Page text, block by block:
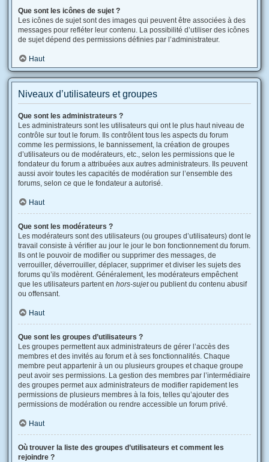
Que sont les icônes de sujet ?
Les icônes de sujet sont des images qui peuvent être associées à des
messages pour refléter leur contenu. La possibilité d’utiliser des icônes
de sujet dépend des permissions définies par l’administrateur.
Haut
Niveaux d’utilisateurs et groupes
Que sont les administrateurs ?
Les administrateurs sont les utilisateurs qui ont le plus haut niveau de
contrôle sur tout le forum. Ils contrôlent tous les aspects du forum
comme les permissions, le bannissement, la création de groupes
d’utilisateurs ou de modérateurs, etc., selon les permissions que le
fondateur du forum a attribuées aux autres administrateurs. Ils peuvent
aussi avoir toutes les capacités de modération sur l’ensemble des
forums, selon ce que le fondateur a autorisé.
Haut
Que sont les modérateurs ?
Les modérateurs sont des utilisateurs (ou groupes d’utilisateurs) dont le
travail consiste à vérifier au jour le jour le bon fonctionnement du forum.
Ils ont le pouvoir de modifier ou supprimer des messages, de
verrouiller, déverrouiller, déplacer, supprimer et diviser les sujets des
forums qu’ils modèrent. Généralement, les modérateurs empêchent
que les utilisateurs partent en hors-sujetou publient du contenu abusif
ou offensant.
Haut
Que sont les groupes d’utilisateurs ?
Les groupes permettent aux administrateurs de gérer l’accès des
membres et des invités au forum et à ses fonctionnalités. Chaque
membre peut appartenir à un ou plusieurs groupes et chaque groupe
peut avoir ses permissions. La gestion des membres par l’intermédiaire
des groupes permet aux administrateurs de modifier rapidement les
permissions de plusieurs membres à la fois, telles qu’ajouter des
permissions de modération ou rendre accessible un forum privé.
Haut
Où trouver la liste des groupes d’utilisateurs et comment les
rejoindre ?